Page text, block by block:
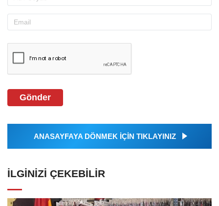
Gönder
ANASAYFAYA DÖNMEK İÇİN TIKLAYINIZ
İLGINIZI ÇEKEBILIR